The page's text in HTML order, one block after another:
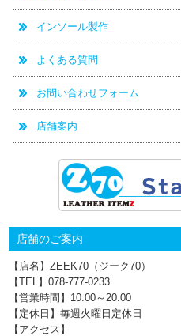
インソール製作
よくある質問
お問い合わせフォーム
店舗案内
店舗のご案内
【店名】ZEEK70（ジーク70）
【TEL】078-777‐0233
【営業時間】10:00～20:00
【定休日】毎週火曜日定休日
【アクセス】